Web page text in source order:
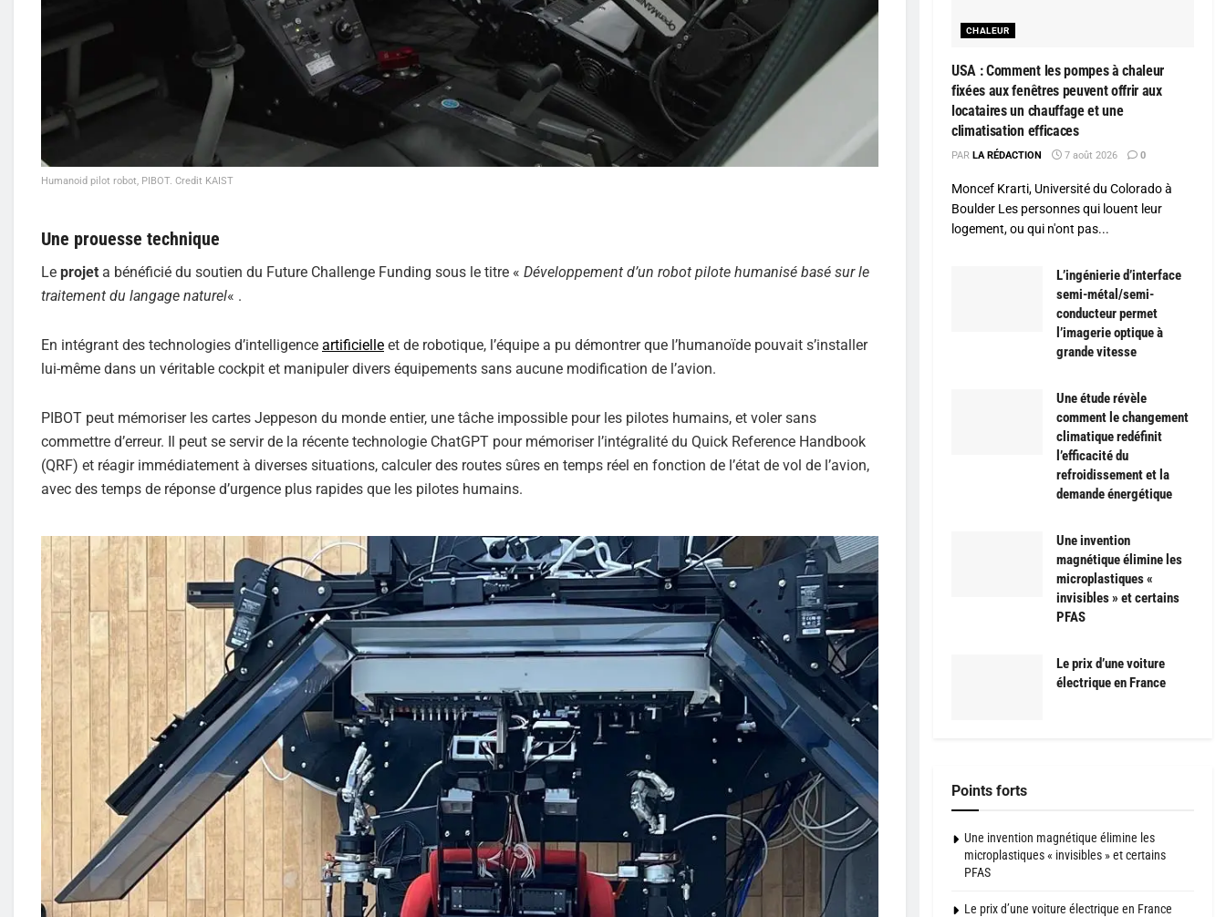
Humanoid pilot robot, PIBOT. Credit KAIST
Une prouesse technique
Le projet a bénéficié du soutien du Future Challenge Funding sous le titre « Développement d’un robot pilote humanisé basé sur le
traitement du langage naturel« .
En intégrant des technologies d’intelligence artificielle et de robotique, l’équipe a pu démontrer que l’humanoïde pouvait s’installer
lui-même dans un véritable cockpit et manipuler divers équipements sans aucune modification de l’avion.
PIBOT peut mémoriser les cartes Jeppeson du monde entier, une tâche impossible pour les pilotes humains, et voler sans
commettre d’erreur. Il peut se servir de la récente technologie ChatGPT pour mémoriser l’intégralité du Quick Reference Handbook
(QRF) et réagir immédiatement à diverses situations, calculer des routes sûres en temps réel en fonction de l’état de vol de l’avion,
avec des temps de réponse d’urgence plus rapides que les pilotes humains.
CHALEUR
USA : Comment les pompes à chaleur
fixées aux fenêtres peuvent offrir aux
locataires un chauffage et une
climatisation efficaces
PAR LA RÉDACTION 7 août 2026 0
Moncef Krarti, Université du Colorado à
Boulder Les personnes qui louent leur
logement, ou qui n'ont pas...
L’ingénierie d’interface
semi-métal/semi-
conducteur permet
l’imagerie optique à
grande vitesse
Une étude révèle
comment le changement
climatique redéfinit
l’efficacité du
refroidissement et la
demande énergétique
Une invention
magnétique élimine les
microplastiques «
invisibles » et certains
PFAS
Le prix d’une voiture
électrique en France
Points forts
Une invention magnétique élimine les
microplastiques « invisibles » et certains
PFAS
Le prix d’une voiture électrique en France